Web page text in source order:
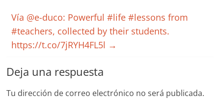
Vía @e-duco: Powerful #life #lessons from
#teachers, collected by their students.
https://t.co/7jRYH4FL5l →
Deja una respuesta
Tu dirección de correo electrónico no será publicada.